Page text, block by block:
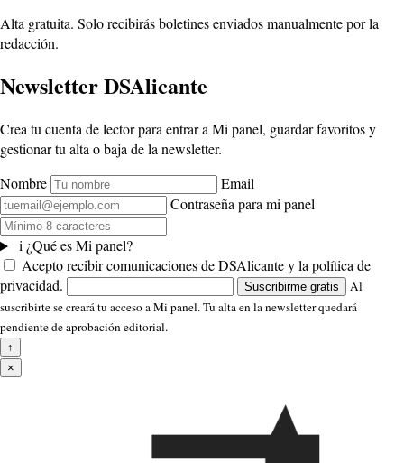
Alta gratuita. Solo recibirás boletines enviados manualmente por la
redacción.
Newsletter DSAlicante
Crea tu cuenta de lector para entrar a Mi panel, guardar favoritos y
gestionar tu alta o baja de la newsletter.
Nombre
Email
Contraseña para mi panel
i¿Qué es Mi panel?
Acepto recibir comunicaciones de DSAlicante y la política de
privacidad.
Suscribirme gratis
Al
suscribirte se creará tu acceso a Mi panel. Tu alta en la newsletter quedará
pendiente de aprobación editorial.
↑
×